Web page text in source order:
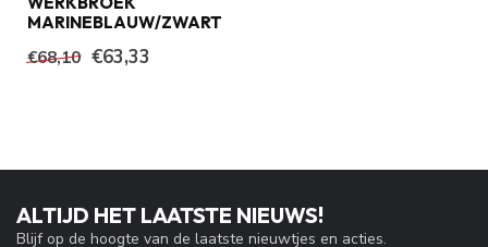
MARINEBLAUW/ZWART
€68,10 €63,33
ALTIJD HET LAATSTE NIEUWS!
Blijf op de hoogte van de laatste nieuwtjes en acties.